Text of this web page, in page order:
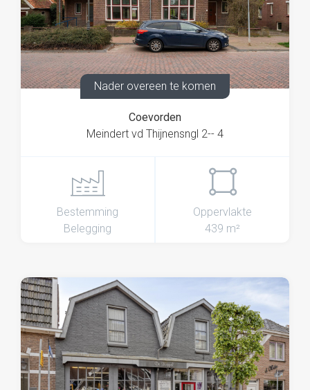
Nader overeen te komen
Coevorden
Meindert vd Thijnensngl 2-- 4
Bestemming
Belegging
Oppervlakte
439 m²